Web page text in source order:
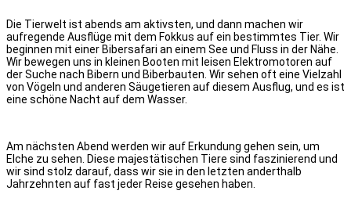
Die Tierwelt ist abends am aktivsten, und dann machen wir
aufregende Ausflüge mit dem Fokkus auf ein bestimmtes Tier. Wir
beginnen mit einer Bibersafari an einem See und Fluss in der Nähe.
Wir bewegen uns in kleinen Booten mit leisen Elektromotoren auf
der Suche nach Bibern und Biberbauten. Wir sehen oft eine Vielzahl
von Vögeln und anderen Säugetieren auf diesem Ausflug, und es ist
eine schöne Nacht auf dem Wasser.
Am nächsten Abend werden wir auf Erkundung gehen sein, um
Elche zu sehen. Diese majestätischen Tiere sind faszinierend und
wir sind stolz darauf, dass wir sie in den letzten anderthalb
Jahrzehnten auf fast jeder Reise gesehen haben.